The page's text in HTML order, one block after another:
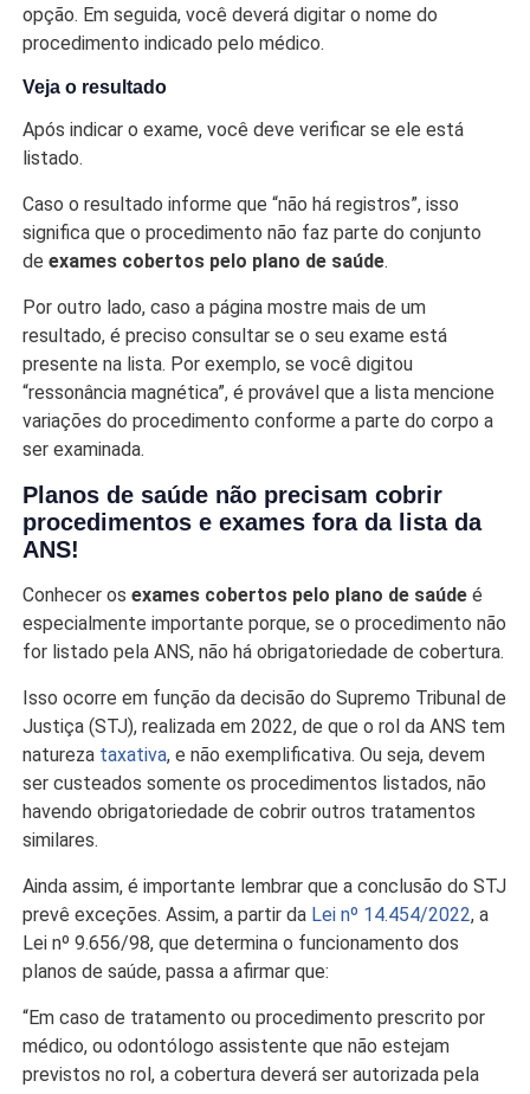
opção. Em seguida, você deverá digitar o nome do
procedimento indicado pelo médico.
Veja o resultado
Após indicar o exame, você deve verificar se ele está
listado.
Caso o resultado informe que “não há registros”, isso
significa que o procedimento não faz parte do conjunto
deexames cobertos pelo plano de saúde.
Por outro lado, caso a página mostre mais de um
resultado, é preciso consultar se o seu exame está
presente na lista. Por exemplo, se você digitou
“ressonância magnética”, é provável que a lista mencione
variações do procedimento conforme a parte do corpo a
ser examinada.
Planos de saúde não precisam cobrir
procedimentos e exames fora da lista da
ANS!
Conhecer osexames cobertos pelo plano de saúde é
especialmente importante porque, se o procedimento não
for listado pela ANS, não há obrigatoriedade de cobertura.
Isso ocorre em função da decisão do Supremo Tribunal de
Justiça (STJ), realizada em 2022, de que o rol da ANS tem
natureza taxativa, e não exemplificativa. Ou seja, devem
ser custeados somente os procedimentos listados, não
havendo obrigatoriedade de cobrir outros tratamentos
similares.
Ainda assim, é importante lembrar que a conclusão do STJ
prevê exceções. Assim, a partir da Lei nº 14.454/2022, a
Lei nº 9.656/98, que determina o funcionamento dos
planos de saúde, passa a afirmar que:
“Em caso de tratamento ou procedimento prescrito por
médico, ou odontólogo assistente que não estejam
previstos no rol, a cobertura deverá ser autorizada pela